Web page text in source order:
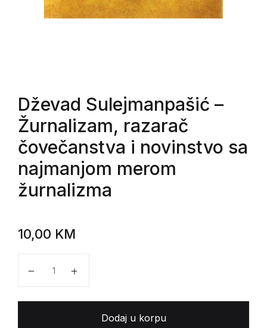
Dževad Sulejmanpašić –
Žurnalizam, razarač
čovečanstva i novinstvo sa
najmanjom merom
žurnalizma
10,00 KM
Dodaj u korpu